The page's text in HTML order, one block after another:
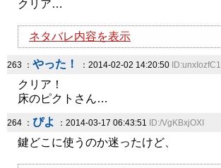
クリア…
ネタバレ内容を表示
263 ： やった！ ：2014-02-02 14:20:50 ID:unxIozfC1I
クリア！
床のピクトさん…
264 ： ぴよ ：2014-03-17 06:43:51 ID:/VgKBxjOXI
鍵どこに使うのか迷ったけど、